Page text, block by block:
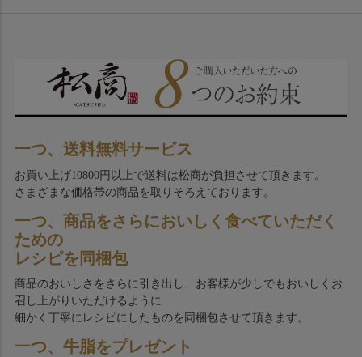
一つ、送料無料サービス
お買い上げ10800円以上で送料は松商が負担させて頂きます。
さまざまな価格帯の商品を取りそろえております。
一つ、商品をさらにおいしく食べていただく
ための
レシピを同梱包
商品のおいしさをさらに引き出し、お客様が少しでもおいしくお
召し上がりいただけるように
細かく丁寧にレシピにしたものを同梱包させて頂きます。
一つ、牛脂をプレゼント